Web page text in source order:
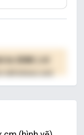
từ 250K )
tiết không giới